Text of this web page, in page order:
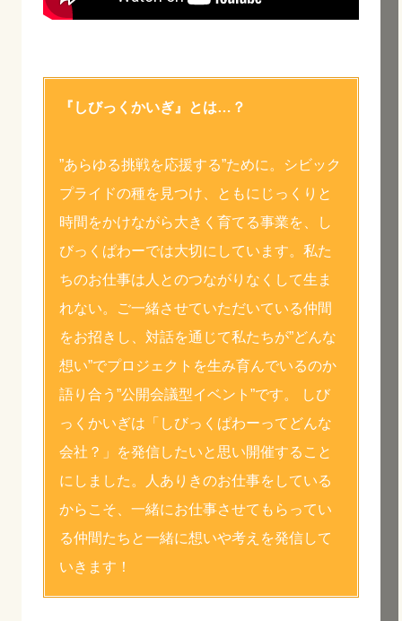
『しびっくかいぎ』とは…？
”あらゆる挑戦を応援する”ために。シビック
プライドの種を見つけ、ともにじっくりと
時間をかけながら大きく育てる事業を、し
びっくぱわーでは大切にしています。私た
ちのお仕事は人とのつながりなくして生ま
れない。ご一緒させていただいている仲間
をお招きし、対話を通じて私たちが”どんな
想い”でプロジェクトを生み育んでいるのか
語り合う”公開会議型イベント”です。 しび
っくかいぎは「しびっくぱわーってどんな
会社？」を発信したいと思い開催すること
にしました。人ありきのお仕事をしている
からこそ、一緒にお仕事させてもらってい
る仲間たちと一緒に想いや考えを発信して
いきます！